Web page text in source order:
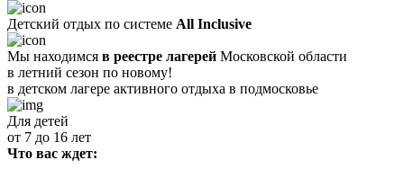
Детский отдых по системе All Inclusive
Мы находимся в реестре лагерей Московской области
в летний сезон по новому!
в детском лагере активного отдыха в подмосковье
Для детей
от 7 до 16 лет
Что вас ждет: